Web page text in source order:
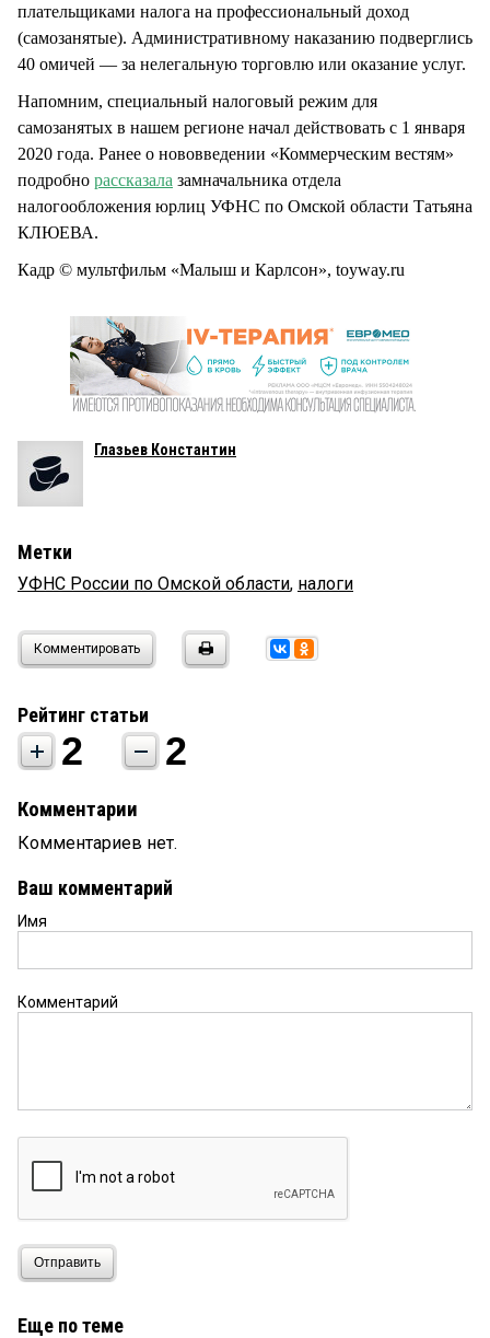
плательщиками налога на профессиональный доход
(самозанятые). Административному наказанию подверглись
40 омичей — за нелегальную торговлю или оказание услуг.
Напомним, специальный налоговый режим для
самозанятых в нашем регионе начал действовать с 1 января
2020 года. Ранее о нововведении «Коммерческим вестям»
подробно рассказала замначальника отдела
налогообложения юрлиц УФНС по Омской области Татьяна
КЛЮЕВА.
Кадр © мультфильм «Малыш и Карлсон», toyway.ru
Глазьев Константин
Метки
УФНС России по Омской области, налоги
Комментировать
Рейтинг статьи
2 2
Комментарии
Комментариев нет.
Ваш комментарий
Имя
Комментарий
Отправить
Еще по теме